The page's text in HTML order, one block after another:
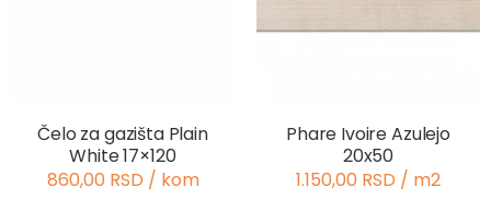
Čelo za gazišta Plain
White 17×120
860,00 RSD / kom
Phare Ivoire Azulejo
20x50
1.150,00 RSD / m2